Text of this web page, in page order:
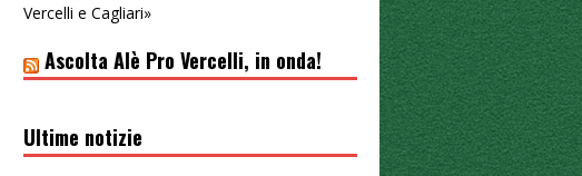
Vercelli e Cagliari»
Ascolta Alè Pro Vercelli, in onda!
Ultime notizie